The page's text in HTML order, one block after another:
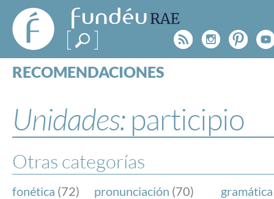
FundéuRAE
- Fundación
del Español
Urgente
Rss
RECOMENDACIONES
ESPECIALES
BLOG
NOTICIAS
SOBRE LA FUNDÉURAE
Unidades: participio
Otras categorías
fonética (72) pronunciación (70) gramática